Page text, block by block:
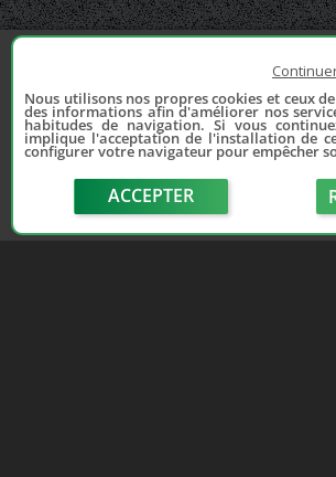
Nous utilisons nos propres cookies et ceux
des informations afin d'améliorer nos
habitudes de navigation. Si vous
implique l'acceptation de l'installation de
configurer votre navigateur pour empêcher
ACCEPTER